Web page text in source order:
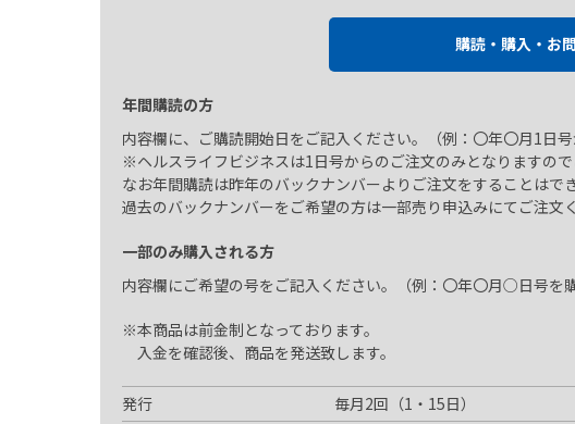
購読・購入・お
年間購読の方
内容欄に、ご購読開始日をご記入ください。（例：〇年〇月1日号
※ヘルスライフビジネスは1日号からのご注文のみとなりますので
なお年間購読は昨年のバックナンバーよりご注文をすることはで
過去のバックナンバーをご希望の方は一部売り申込みにてご注文
一部のみ購入される方
内容欄にご希望の号をご記入ください。（例：〇年〇月○日号を購
※本商品は前金制となっております。
入金を確認後、商品を発送致します。
発行
毎月2回（1・15日）